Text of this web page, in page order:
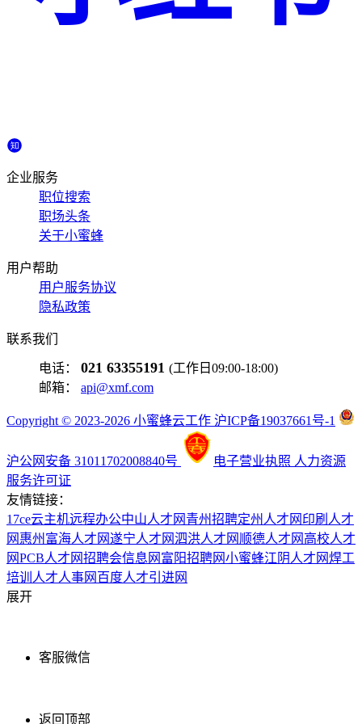
企业服务
职位搜索
职场头条
关于小蜜蜂
用户帮助
用户服务协议
隐私政策
联系我们
电话： 021 63355191 (工作日09:00-18:00)
邮箱： api@xmf.com
Copyright © 2023-2026 小蜜蜂云工作 沪ICP备19037661号-1
沪公网安备 31011702008840号 电子营业执照 人力资源
服务许可证
友情链接：
17ce云主机远程办公中山人才网 青州招聘定州人才网 印刷人才
网 惠州富海人才网遂宁人才网泗洪人才网 顺德人才网 高校人才
网PCB人才网招聘会信息网 富阳招聘网小蜜蜂江阴人才网焊工
培训 人才人事网 百度人才引进网
展开
客服微信
返回顶部